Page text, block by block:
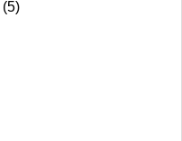
(5)